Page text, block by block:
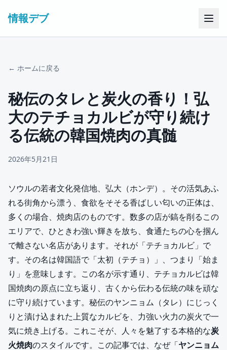
情報デブ
← ホームに戻る
秘伝のタレと炭火の香り！弘
大のテチョカルビが守り続け
る伝統の韓国焼肉の真髄
2026年5月21日
ソウルの若者文化発信地、弘大（ホンデ）。その活気あふ
れる街角から漂う、食欲をそそる香ばしい匂いの正体は、
多くの場合、焼肉店のものです。数多の店が鎬を削るこの
エリアで、ひときわ強い輝きを放ち、食通たちの心を掴ん
で離さない名店があります。それが「テチョカルビ」で
す。その名は韓国語で「太初（テチョ）」、つまり「始ま
り」を意味します。この名が示す通り、テチョカルビは韓
国焼肉の原点に立ち返り、古くから伝わる伝統の味を頑な
に守り続けています。秘伝のヤンニョム（タレ）にじっく
りと漬け込まれた上質なカルビを、力強い火力の炭火で一
気に焼き上げる。これこそが、人々を魅了する本格的な炭
火焼肉のスタイルです。この記事では、なぜ「ヤンニョム